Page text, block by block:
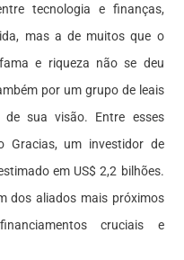
tecnologia e finanças,
mas a de muitos que o
e riqueza não se deu
por um grupo de leais
sua visão. Entre esses
Gracias, um investidor de
em US$ 2,2 bilhões.
dos aliados mais próximos
cruciais e